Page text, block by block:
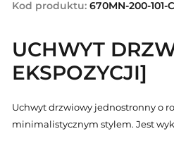
Kod produktu: 670MN-200-101-
UCHWYT
EKSPOZYCJI]
Uchwyt drzwiowy jednostronny o
minimalistycznym stylem. Jest